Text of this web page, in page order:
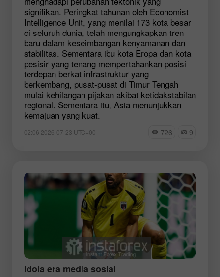
signifikan. Peringkat tahunan oleh Economist
Intelligence Unit, yang menilai 173 kota besar
di seluruh dunia, telah mengungkapkan tren
baru dalam keseimbangan kenyamanan dan
stabilitas. Sementara ibu kota Eropa dan kota
pesisir yang tenang mempertahankan posisi
terdepan berkat infrastruktur yang
berkembang, pusat-pusat di Timur Tengah
mulai kehilangan pijakan akibat ketidakstabilan
regional. Sementara itu, Asia menunjukkan
kemajuan yang kuat.
02:06 2026-07-23 UTC+00 726 9
Idola era media sosial